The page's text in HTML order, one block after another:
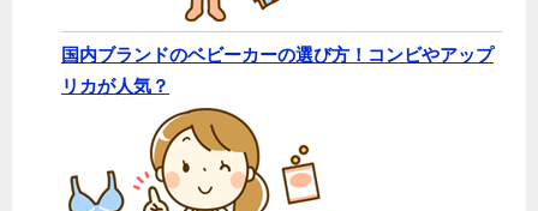
国内ブランドのベビーカーの選び方！コンビやアップ
リカが人気？